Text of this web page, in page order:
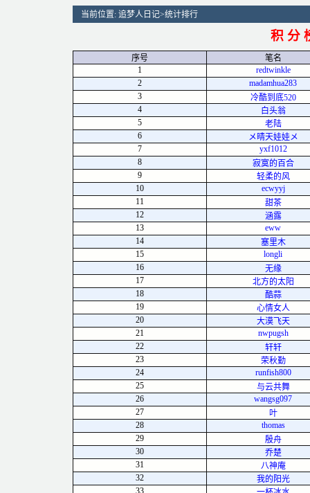
当前位置: 追梦人日记>统计排行
积 分
序号
笔名
1
redtwinkle
2
madamhua283
3
冷酷到底520
4
白头翁
5
老陆
6
メ晴天娃娃メ
7
yxf1012
8
寂寞的百合
9
轻柔的风
10
ecwyyj
11
甜茶
12
涵露
13
eww
14
塞里木
15
longli
16
无缘
17
北方的太阳
18
酷蒜
19
心情女人
20
大漠飞天
21
nwpugsh
22
轩轩
23
荣秋勤
24
runfish800
25
与云共舞
26
wangsg097
27
叶
28
thomas
29
殷舟
30
乔楚
31
八神庵
32
我的阳光
33